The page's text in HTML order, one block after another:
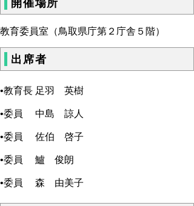
開催場所
教育委員室（鳥取県庁第２庁舎５階）
出席者
•教育長 足羽 英樹
•委員 中島 諒人
•委員 佐伯 啓子
•委員 鱸 俊朗
•委員 森 由美子